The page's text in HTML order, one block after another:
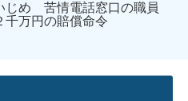
じめ 苦情電話窓口の職員
千万円の賠償命令